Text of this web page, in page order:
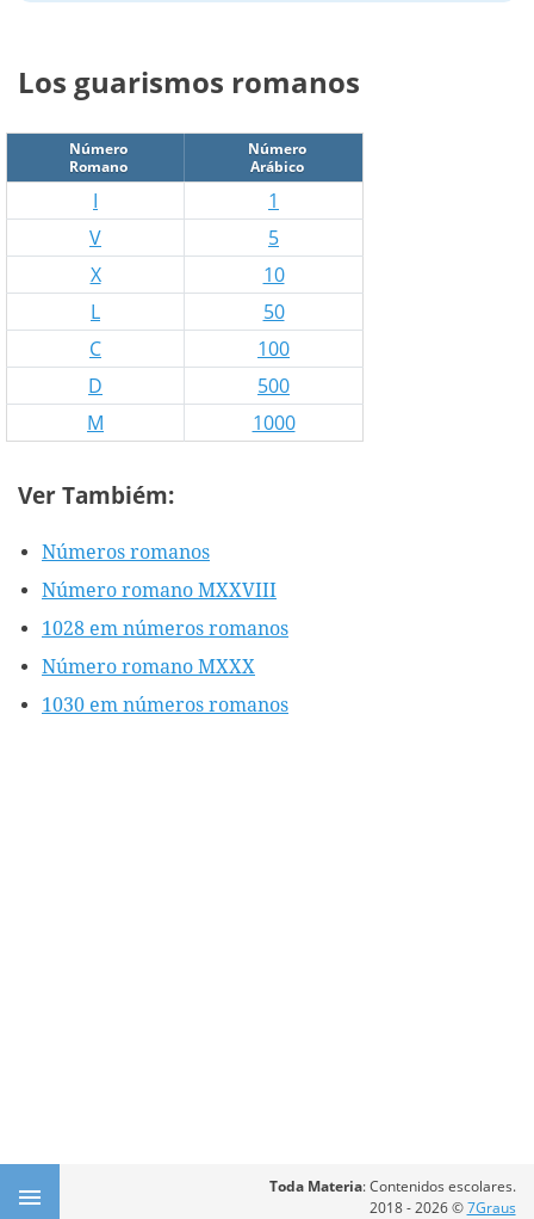
Los guarismos romanos
Número
Romano
Número
Arábico
I
1
V
5
X
10
L
50
C
100
D
500
M
1000
Ver Tambiém:
Números romanos
Número romano MXXVIII
1028 em números romanos
Número romano MXXX
1030 em números romanos
Toda Materia: Contenidos escolares.
2018 - 2026 ©7Graus